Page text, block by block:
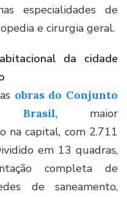
especialidades de
e cirurgia geral.
da cidade
obras do Conjunto
Brasil,
maior
na capital, com 2.711
em 13 quadras,
completa de
de saneamento,